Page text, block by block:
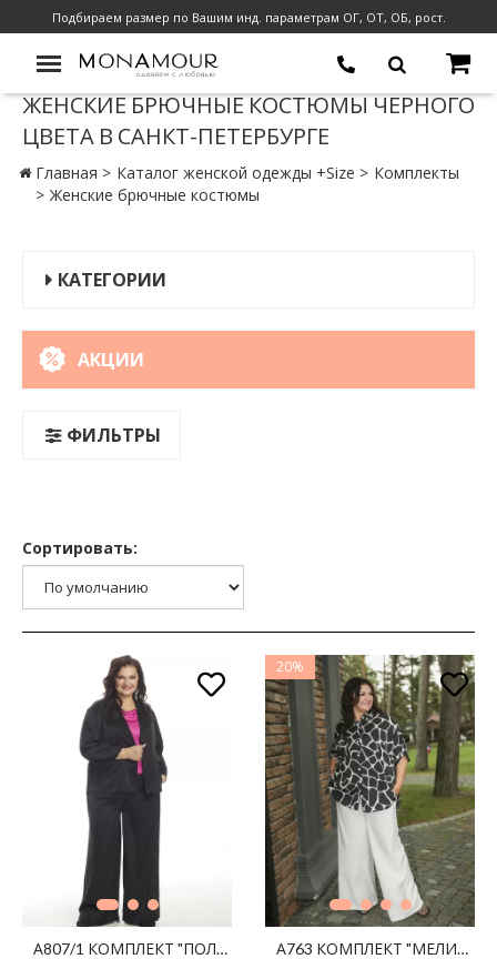
Подбираем размер по Вашим инд. параметрам ОГ, ОТ, ОБ, рост.
ЖЕНСКИЕ БРЮЧНЫЕ КОСТЮМЫ ЧЕРНОГО
ЦВЕТА В САНКТ-ПЕТЕРБУРГЕ
Главная Каталог женской одежды +Size
Комплекты
Женские брючные костюмы
КАТЕГОРИИ
АКЦИИ
ФИЛЬТРЫ
Сортировать:
А807/1 КОМПЛЕКТ "ПОЛЛАР" ЧЕРНЫЙ
20%
А763 КОМПЛЕКТ